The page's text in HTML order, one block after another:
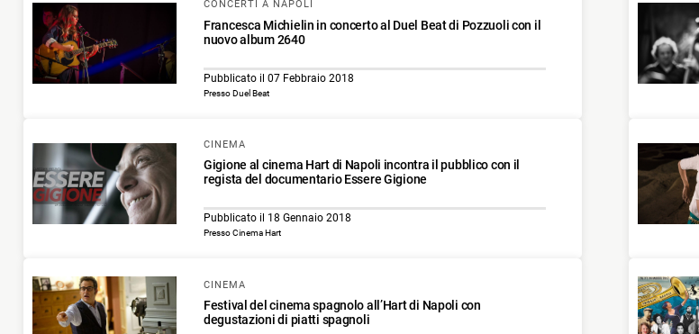
CONCERTI A NAPOLI
Francesca Michielin in concerto al Duel Beat di Pozzuoli con il
nuovo album 2640
Pubblicato il 07 Febbraio 2018
Presso Duel Beat
CINEMA
Gigione al cinema Hart di Napoli incontra il pubblico con il
regista del documentario Essere Gigione
Pubblicato il 18 Gennaio 2018
Presso Cinema Hart
CINEMA
Festival del cinema spagnolo all’Hart di Napoli con
degustazioni di piatti spagnoli